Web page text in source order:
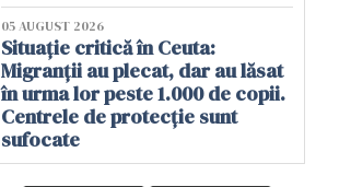
05 AUGUST 2026
Situație critică în Ceuta:
Migranții au plecat, dar au lăsat
în urma lor peste 1.000 de copii.
Centrele de protecție sunt
sufocate